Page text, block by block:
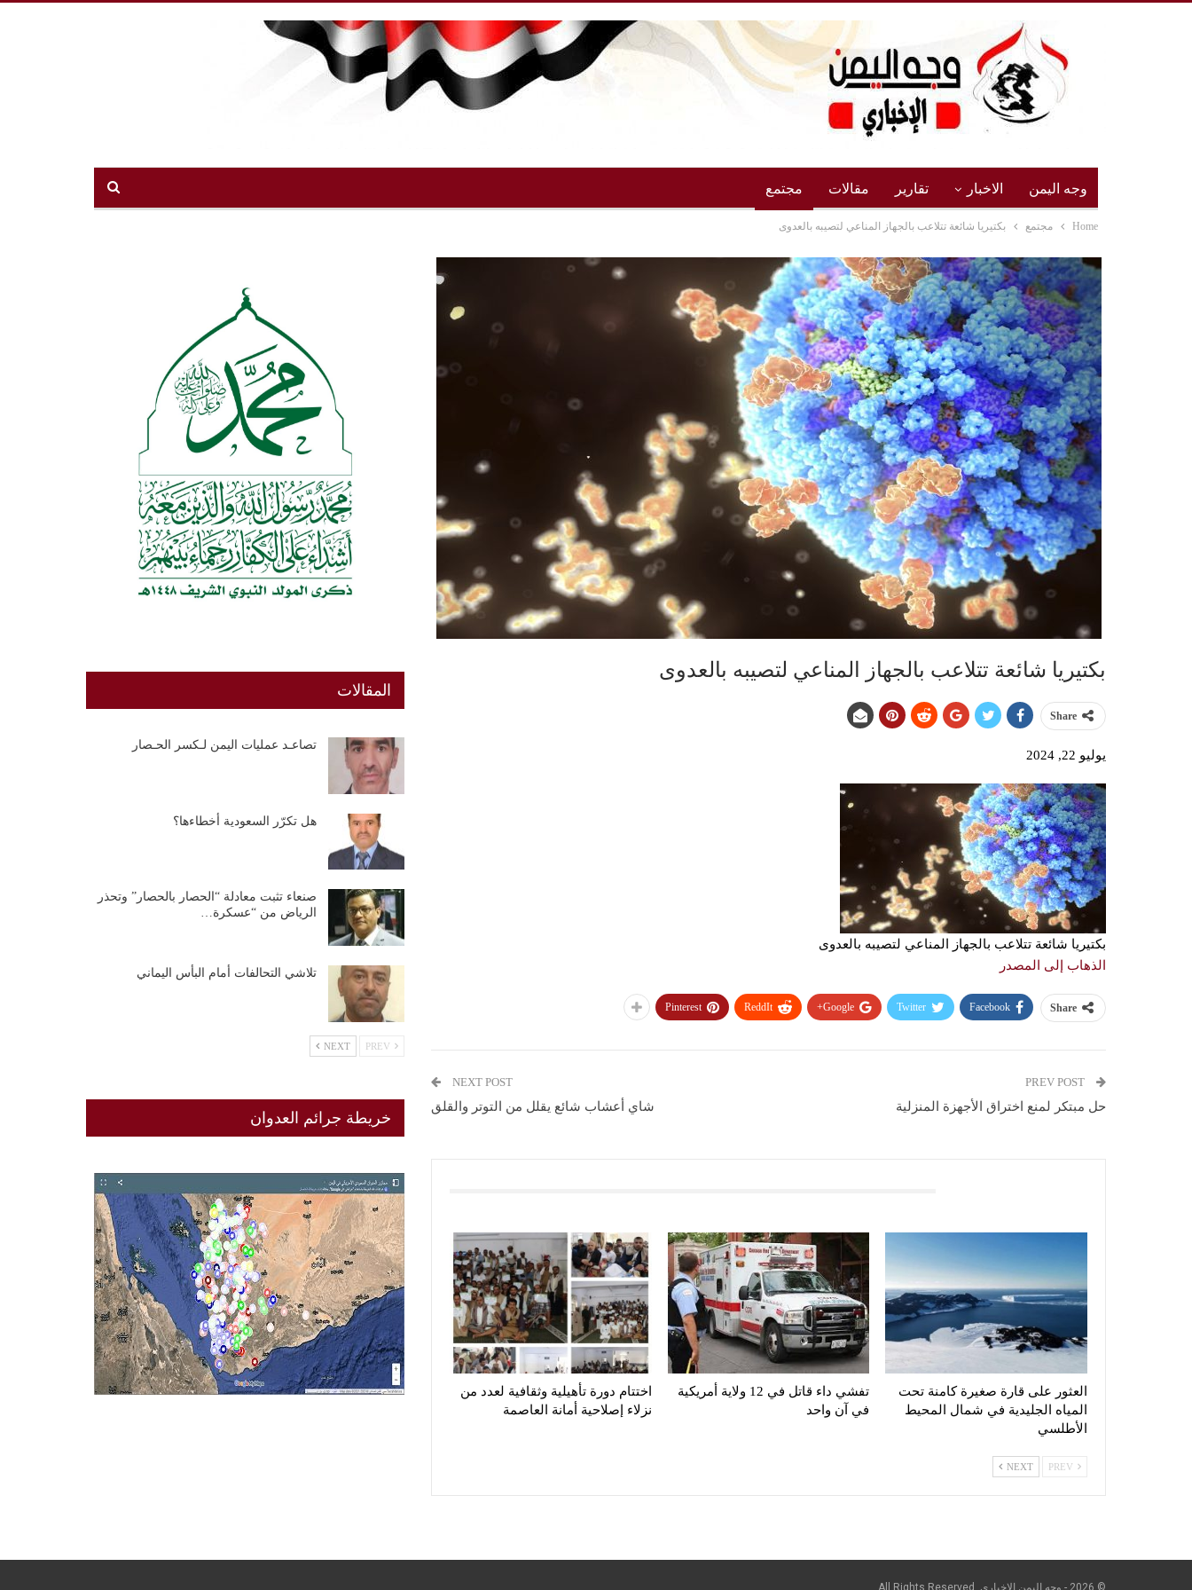
وجه اليمن الاخبار تقارير مقالات مجتمع
Home مجتمع بكتيريا شائعة تتلاعب بالجهاز المناعي لتصيبه بالعدوى
بكتيريا شائعة تتلاعب بالجهاز المناعي لتصيبه بالعدوى
Share
يوليو 22, 2024
بكتيريا شائعة تتلاعب بالجهاز المناعي لتصيبه بالعدوى
الذهاب إلى المصدر
Share
Facebook
Twitter
Google+
ReddIt
Pinterest
حل مبتكر لمنع اختراق الأجهزة المنزلية
NEXT POST
شاي أعشاب شائع يقلل من التوتر والقلق
العثور على قارة صغيرة كامنة تحت
المياه الجليدية في شمال المحيط
الأطلسي
تفشي داء قاتل في 12 ولاية أمريكية
في آن واحد
اختتام دورة تأهيلية وثقافية لعدد من
نزلاء إصلاحية أمانة العاصمة
NEXT
المقالات
تصاعـد عمليات اليمن لـكسر الحـصار
هل تكرّر السعودية أخطاءها؟
صنعاء تثبت معادلة “الحصار بالحصار” وتحذر
الرياض من “عسكرة…
تلاشي التحالفات أمام البأس اليماني
NEXT
خريطة جرائم العدوان
© 2026 - وجه اليمن الإخباري. All Rights Reserved.